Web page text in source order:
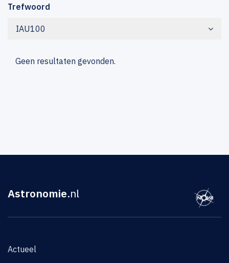
Trefwoord
IAU100
Geen resultaten gevonden.
Astronomie.nl
Actueel